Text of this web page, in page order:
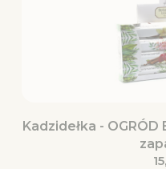
Kadzidełka -